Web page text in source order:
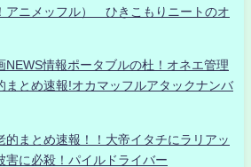
アニメッフル） ひきこもりニートのオ
NEWS情報ポータブルの杜！オネエ管理
まとめ速報!オカマッフルアタックナンバ
的まとめ速報！！大帝イタチにラリアッ
害に必殺！パイルドライバー